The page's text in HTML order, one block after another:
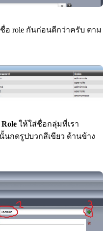
อ role กันก่อนดีกว่าครับ ตาม
Role ให้ใส่ชื่อกลุ่มที่เรา
นกดรูปบวกสีเขียว ด้านข้าง